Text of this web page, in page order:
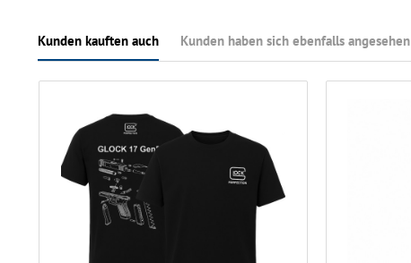
Kunden kauften auch Kunden haben sich ebenfalls angesehen